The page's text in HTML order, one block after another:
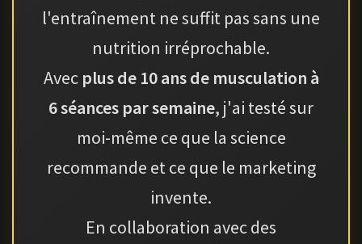
l'entraînement ne suffit pas sans une
nutrition irréprochable.
Avec plus de 10 ans de musculation à
6 séances par semaine, j'ai testé sur
moi-même ce que la science
recommande et ce que le marketing
invente.
En collaboration avec des